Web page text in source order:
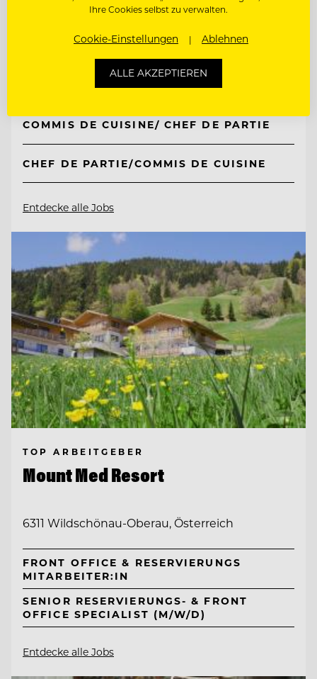
Taubenkobel
7081 Schützen bei Wien am Neusiedlersee,
COMMIS DE CUISINE/ CHEF DE PARTIE
CHEF DE PARTIE/COMMIS DE CUISINE
Entdecke alle Jobs
TOP ARBEITGEBER
Mount Med Resort
6311 Wildschönau-Oberau, Österreich
FRONT OFFICE & RESERVIERUNGS
MITARBEITER:IN
SENIOR RESERVIERUNGS- & FRONT
OFFICE SPECIALIST (M/W/D)
Entdecke alle Jobs
Ihre Cookies selbst zu verwalten.
Cookie-Einstellungen Ablehnen
ALLE AKZEPTIEREN